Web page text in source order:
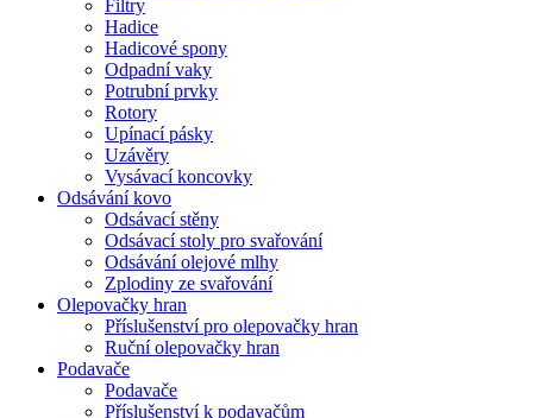
Filtry
Hadice
Hadicové spony
Odpadní vaky
Potrubní prvky
Rotory
Upínací pásky
Uzávěry
Vysávací koncovky
Odsávání kovo
Odsávací stěny
Odsávací stoly pro svařování
Odsávání olejové mlhy
Zplodiny ze svařování
Olepovačky hran
Příslušenství pro olepovačky hran
Ruční olepovačky hran
Podavače
Podavače
Příslušenství k podavačům